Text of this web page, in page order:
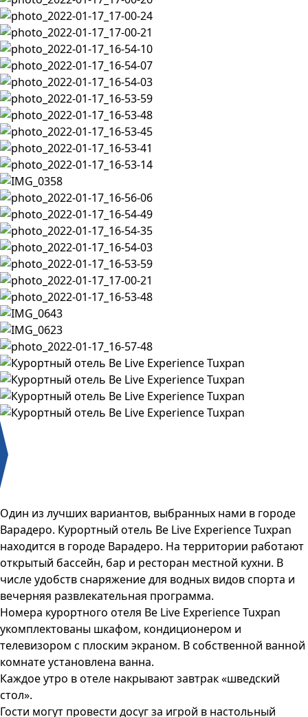
Один из лучших вариантов, выбранных нами в городе
Варадеро. Курортный отель Be Live Experience Tuxpan
находится в городе Варадеро. На территории работают
открытый бассейн, бар и ресторан местной кухни. В
числе удобств снаряжение для водных видов спорта и
вечерняя развлекательная программа.
Номера курортного отеля Be Live Experience Tuxpan
укомплектованы шкафом, кондиционером и
телевизором с плоским экраном. В собственной ванной
комнате установлена ванна.
Каждое утро в отеле накрывают завтрак «шведский
стол».
Гости могут провести досуг за игрой в настольный